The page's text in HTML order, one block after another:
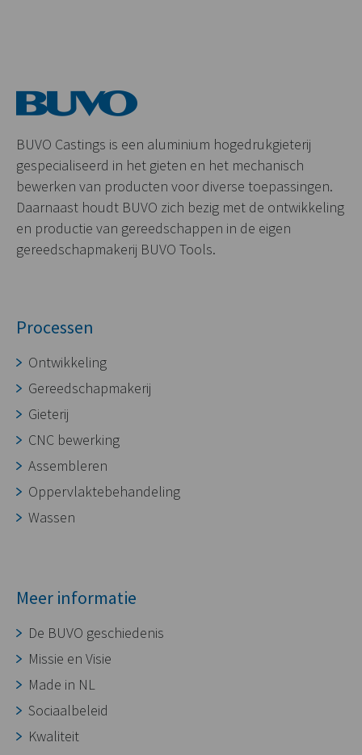
BUVO Castings is een aluminium hogedrukgieterij
gespecialiseerd in het gieten en het mechanisch
bewerken van producten voor diverse toepassingen.
Daarnaast houdt BUVO zich bezig met de ontwikkeling
en productie van gereedschappen in de eigen
gereedschapmakerij BUVO Tools.
Processen
Ontwikkeling
Gereedschapmakerij
Gieterij
CNC bewerking
Assembleren
Oppervlaktebehandeling
Wassen
Meer informatie
De BUVO geschiedenis
Missie en Visie
Made in NL
Sociaalbeleid
Kwaliteit